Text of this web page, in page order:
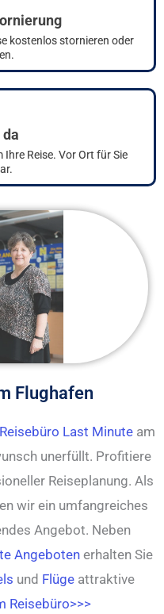
kostenlos stornieren oder
da
Reise. Vor Ort für Sie
Flughafen
Reisebüro Last Minuteam
unerfüllt. Profitiere
Reiseplanung. Als
wir ein umfangreiches
Angebot. Neben
Angebotenerhalten Sie
und Flüge attraktive
Reisebüro>>>